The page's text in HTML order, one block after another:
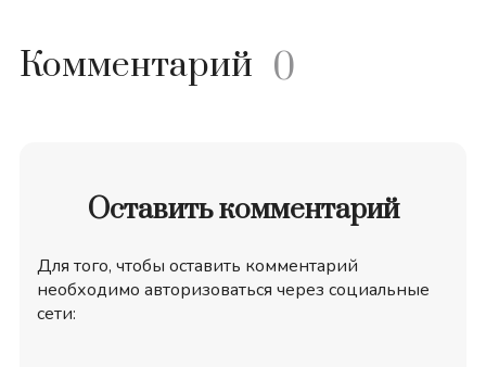
Комментарий 0
Оставить комментарий
Для того, чтобы оставить комментарий
необходимо авторизоваться через социальные
сети: